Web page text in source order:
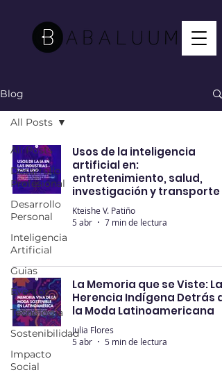
Blog
All Posts
Desarrollo
Profesional
Desarrollo
Personal
Inteligencia
Artificial
Guias
Eventos
Tecnología
Sostenibilidad
Impacto
Social
All Posts
Usos de la inteligencia
artificial en:
entretenimiento, salud,
investigación y transporte
Kteishe V. Patiño
5 abr
7 min de lectura
La Memoria que se Viste: La
Herencia Indígena Detrás
la Moda Latinoamericana
Julia Flores
5 abr
5 min de lectura